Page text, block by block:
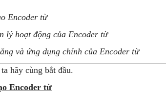
Encoder từ
lý hoạt động của Encoder từ
và ứng dụng chính của Encoder từ
hãy cùng bắt đầu.
Encoder từ